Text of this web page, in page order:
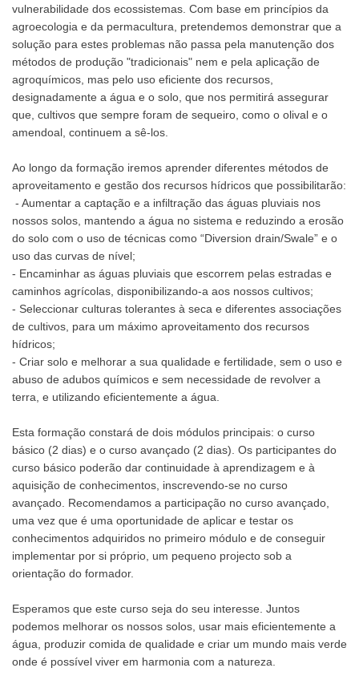
vulnerabilidade dos ecossistemas. Com base em princípios da
agroecologia e da permacultura, pretendemos demonstrar que a
solução para estes problemas não passa pela manutenção dos
métodos de produção "tradicionais" nem e pela aplicação de
agroquímicos, mas pelo uso eficiente dos recursos,
designadamente a água e o solo, que nos permitirá assegurar
que, cultivos que sempre foram de sequeiro, como o olival e o
amendoal, continuem a sê-los.
Ao longo da formação iremos aprender diferentes métodos de
aproveitamento e gestão dos recursos hídricos que possibilitarão:
- Aumentar a captação e a infiltração das águas pluviais nos
nossos solos, mantendo a água no sistema e reduzindo a erosão
do solo com o uso de técnicas como “Diversion drain/Swale” e o
uso das curvas de nível;
- Encaminhar as águas pluviais que escorrem pelas estradas e
caminhos agrícolas, disponibilizando-a aos nossos cultivos;
- Seleccionar culturas tolerantes à seca e diferentes associações
de cultivos, para um máximo aproveitamento dos recursos
hídricos;
- Criar solo e melhorar a sua qualidade e fertilidade, sem o uso e
abuso de adubos químicos e sem necessidade de revolver a
terra, e utilizando eficientemente a água.
Esta formação constará de dois módulos principais: o curso
básico (2 dias) e o curso avançado (2 dias). Os participantes do
curso básico poderão dar continuidade à aprendizagem e à
aquisição de conhecimentos, inscrevendo-se no curso
avançado. Recomendamos a participação no curso avançado,
uma vez que é uma oportunidade de aplicar e testar os
conhecimentos adquiridos no primeiro módulo e de conseguir
implementar por si próprio, um pequeno projecto sob a
orientação do formador.
Esperamos que este curso seja do seu interesse. Juntos
podemos melhorar os nossos solos, usar mais eficientemente a
água, produzir comida de qualidade e criar um mundo mais verde
onde é possível viver em harmonia com a natureza.